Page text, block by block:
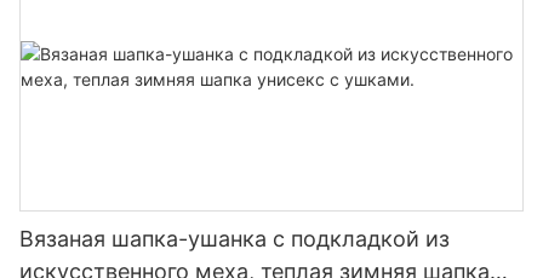
Вязаная шапка-ушанка с подкладкой из
искусственного меха, теплая зимняя шапка